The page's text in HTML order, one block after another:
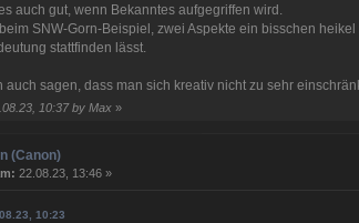
auch gut, wenn Bekanntes aufgegriffen wird.
SNW-Gorn-Beispiel, zwei Aspekte ein bisschen
stattfinden lässt.
auch sagen, dass man sich kreativ nicht zu sehr
10:37 by Max »
(Canon)
22.08.23, 13:46 »
10:23